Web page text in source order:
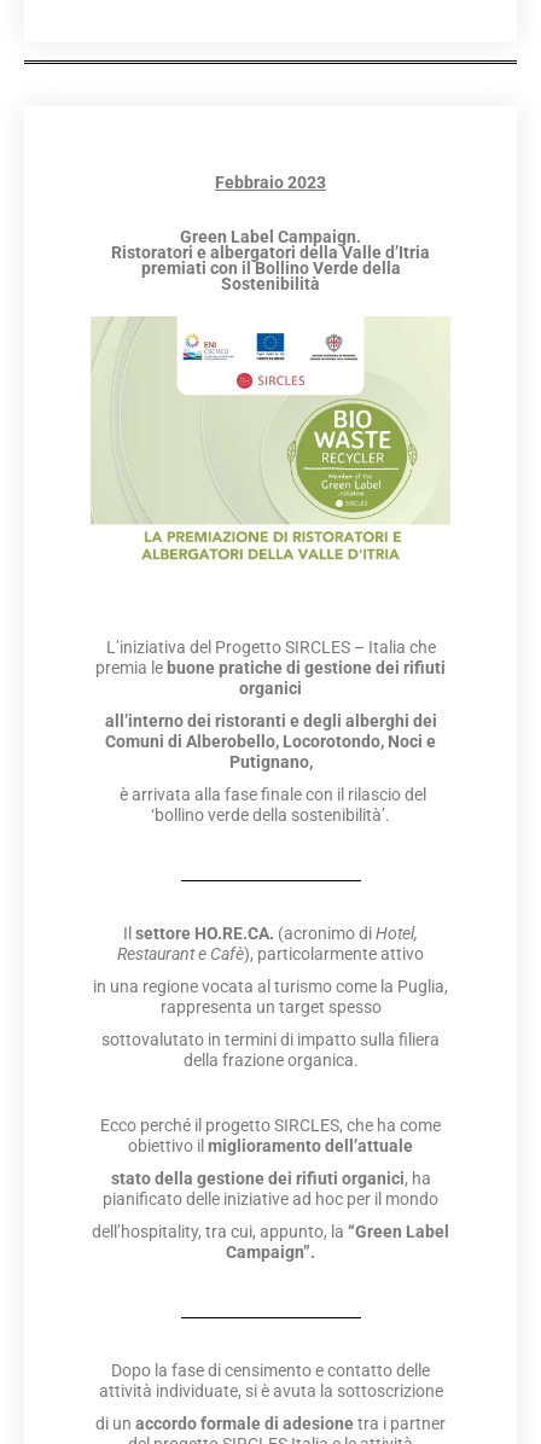
Febbraio 2023
Green Label Campaign.
Ristoratori e albergatori della Valle d’Itria
premiati con il Bollino Verde della
Sostenibilità
L’iniziativa del Progetto SIRCLES – Italia che
premia le buone pratichedi gestione dei rifiuti
organici
all’interno dei ristoranti e degli alberghi dei
Comuni di Alberobello, Locorotondo, Noci e
Putignano,
è arrivata alla fase finale con il rilascio del
‘bollino verde della sostenibilità’.
Il settore HO.RE.CA. (acronimo diHotel,
Restaurant e Cafè), particolarmente attivo
in una regione vocata al turismo come la Puglia,
rappresenta un target spesso
sottovalutato in termini di impatto sulla filiera
della frazione organica.
Ecco perché il progetto SIRCLES, che ha come
obiettivo il miglioramento dell’attuale
stato della gestione dei rifiuti organici, ha
pianificato delle iniziative ad hoc per il mondo
dell’hospitality, tra cui, appunto, la “Green Label
Campaign”.
Dopo la fase di censimento e contatto delle
attività individuate, si è avuta la sottoscrizione
di un accordo formale di adesionetra i partner